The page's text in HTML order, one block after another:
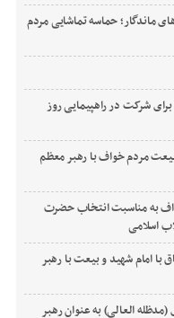
ماندگار؛ حماسه تماشایی مردم
شرکت در راهپیمایی روز
مردم خواف با رهبر معظم
به مناسبت انتخاب حضرت
اسلامی
با امام شهید و بیعت با رهبر
العالی) به عنوان رهبر